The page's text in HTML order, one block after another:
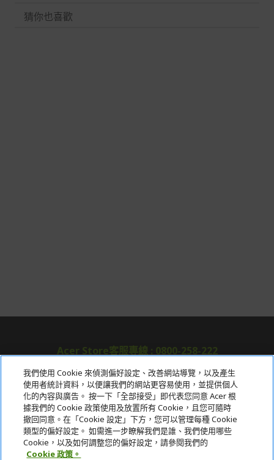
猜你也喜歡
Acer Store客服專線 : 0800-258-222
關於宏碁
服務
宏碁網路商城
我們使用 Cookie 來偵測偏好設定、改善網站導覽，以及產生
使用者統計資料，以便讓我們的網站更容易使用，並提供個人
化的內容與廣告。 按一下「全部接受」即代表您同意 Acer 根
據我們的 Cookie 政策使用及放置所有 Cookie，且您可隨時
撤回同意。在「Cookie 設定」下方，您可以管理每種 Cookie
類型的偏好設定。 如需進一步瞭解我們是誰、我們使用哪些
Cookie，以及如何調整您的偏好設定，請參閱我們的
Cookie 政策。